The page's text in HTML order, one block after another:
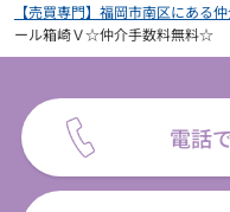
【売買専門】福岡市南区にある
ール箱崎Ｖ☆仲介手数料無料☆
電話